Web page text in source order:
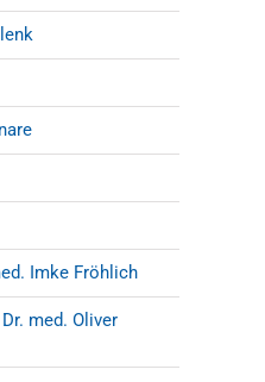
Imke Fröhlich
med. Oliver